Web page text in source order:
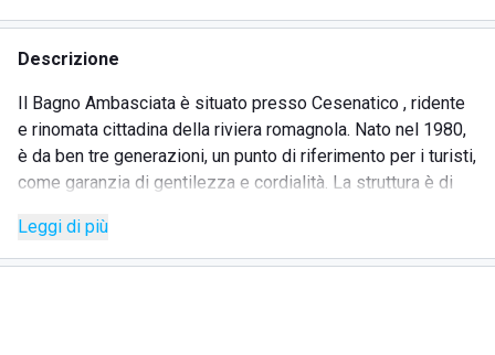
Descrizione
Il Bagno Ambasciata è situato presso Cesenatico , ridente
e rinomata cittadina della riviera romagnola. Nato nel 1980,
è da ben tre generazioni, un punto di riferimento per i turisti,
come garanzia di gentilezza e cordialità. La struttura è di
ristorante specializzato in cucina casalinga e menù per
bambini. Proprio a questi ultimi sono rivolti molti servizi
Leggi di più